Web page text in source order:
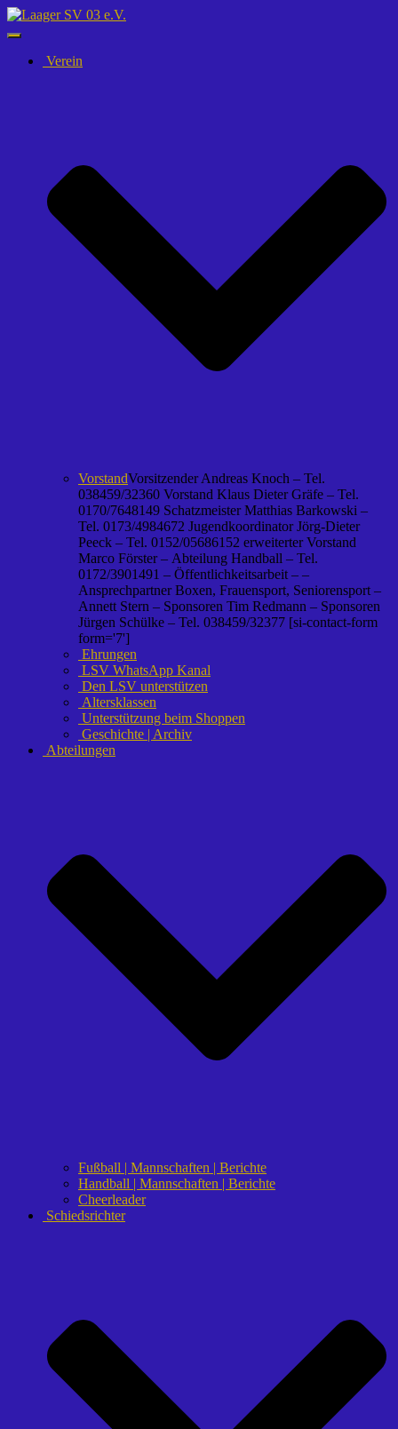
Navigation
umschalten
Verein
VorstandVorsitzender Andreas Knoch – Tel.
038459/32360 Vorstand Klaus Dieter Gräfe – Tel.
0170/7648149 Schatzmeister Matthias Barkowski –
Tel. 0173/4984672 Jugendkoordinator Jörg-Dieter
Peeck – Tel. 0152/05686152 erweiterter Vorstand
Marco Förster – Abteilung Handball – Tel.
0172/3901491 – Öffentlichkeitsarbeit – –
Ansprechpartner Boxen, Frauensport, Seniorensport –
Annett Stern – Sponsoren Tim Redmann – Sponsoren
Jürgen Schülke – Tel. 038459/32377 [si-contact-form
form='7']
Ehrungen
LSV WhatsApp Kanal
Den LSV unterstützen
Altersklassen
Unterstützung beim Shoppen
Geschichte | Archiv
Abteilungen
Fußball | Mannschaften | Berichte
Handball | Mannschaften | Berichte
Cheerleader
Schiedsrichter